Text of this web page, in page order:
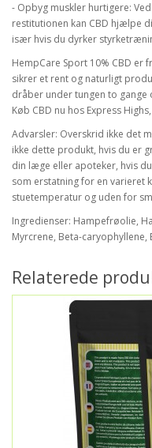
- Opbyg muskler hurtigere:
restitutionen kan CBD hjælpe
især hvis du dyrker
HempCare Sport 10% CBD er
sikrer et rent og naturligt
dråber under tungen to gange
Køb CBD nu hos Express
Advarsler: Overskrid ikke det
ikke dette produkt, hvis du er
din læge eller apoteker, hvis
som erstatning for en varieret
stuetemperatur og uden for
Ingredienser: Hampefrøolie,
Myrcrene, Beta-caryophyllene,
Relaterede